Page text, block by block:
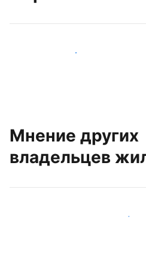
Привлечь новых гостей
Мнение других
владельцев
Присоединиться к